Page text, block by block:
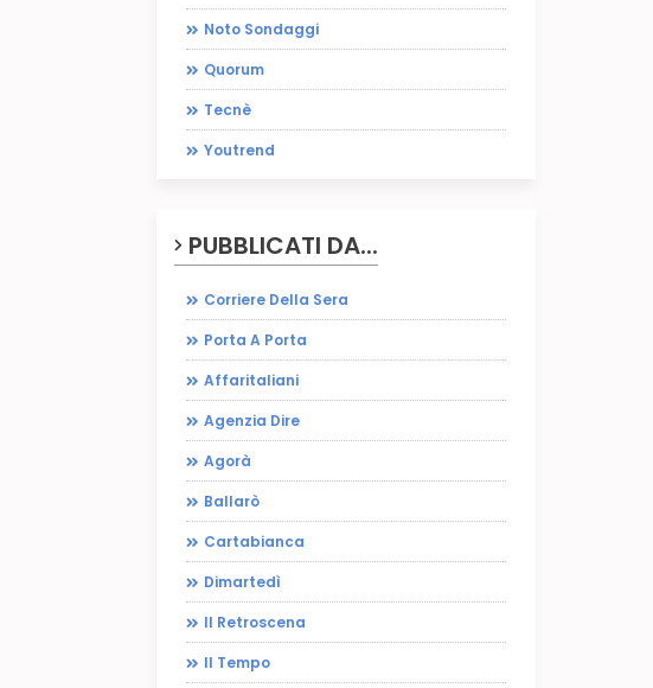
Noto Sondaggi
Quorum
Tecnè
Youtrend
PUBBLICATI DA...
Corriere Della Sera
Porta A Porta
Affaritaliani
Agenzia Dire
Agorà
Ballarò
Cartabianca
Dimartedì
Il Retroscena
Il Tempo